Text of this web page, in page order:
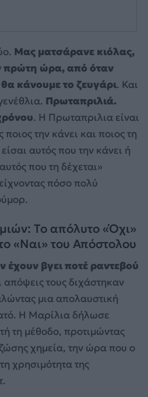
Μας ματσάρανε κιόλας,
πρώτη ώρα, από όταν
κάνουμε το ζευγάρι. Και
Πρωταπριλιά.
. Η Πρωταπριλια είναι
την κάνει και ποιος τη
αυτός που την κάνει ή
που τη δέχεται»
πόσο πολύ
Το απόλυτο «Όχι»
«Ναι» του Απόστολου
έχουν βγει ποτέ ραντεβού
απόψεις τους διχάστηκαν
μια απολαυστική
Η Μαρίλια δήλωσε
τη μέθοδο, προτιμώντας
χημεία, την ώρα που ο
χρησιμότητα της